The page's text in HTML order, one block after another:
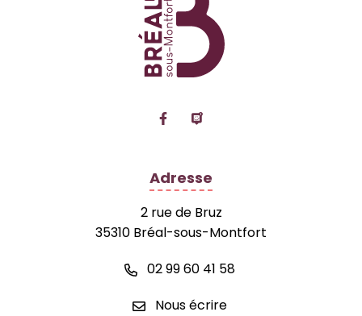
Lien vers le compte Facebook
Lien vers la page
Adresse
2 rue de Bruz
35310 Bréal-sous-Montfort
02 99 60 41 58
Nous écrire